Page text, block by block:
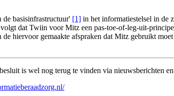
de basisinfrastructuur' [1] in het informatiestelsel in de
dat Twiin voor Mitz een pas-toe-of-leg-uit-
hiervoor gemaakte afspraken dat Mitz gebruikt
is wel nog terug te vinden via nieuwsberichten